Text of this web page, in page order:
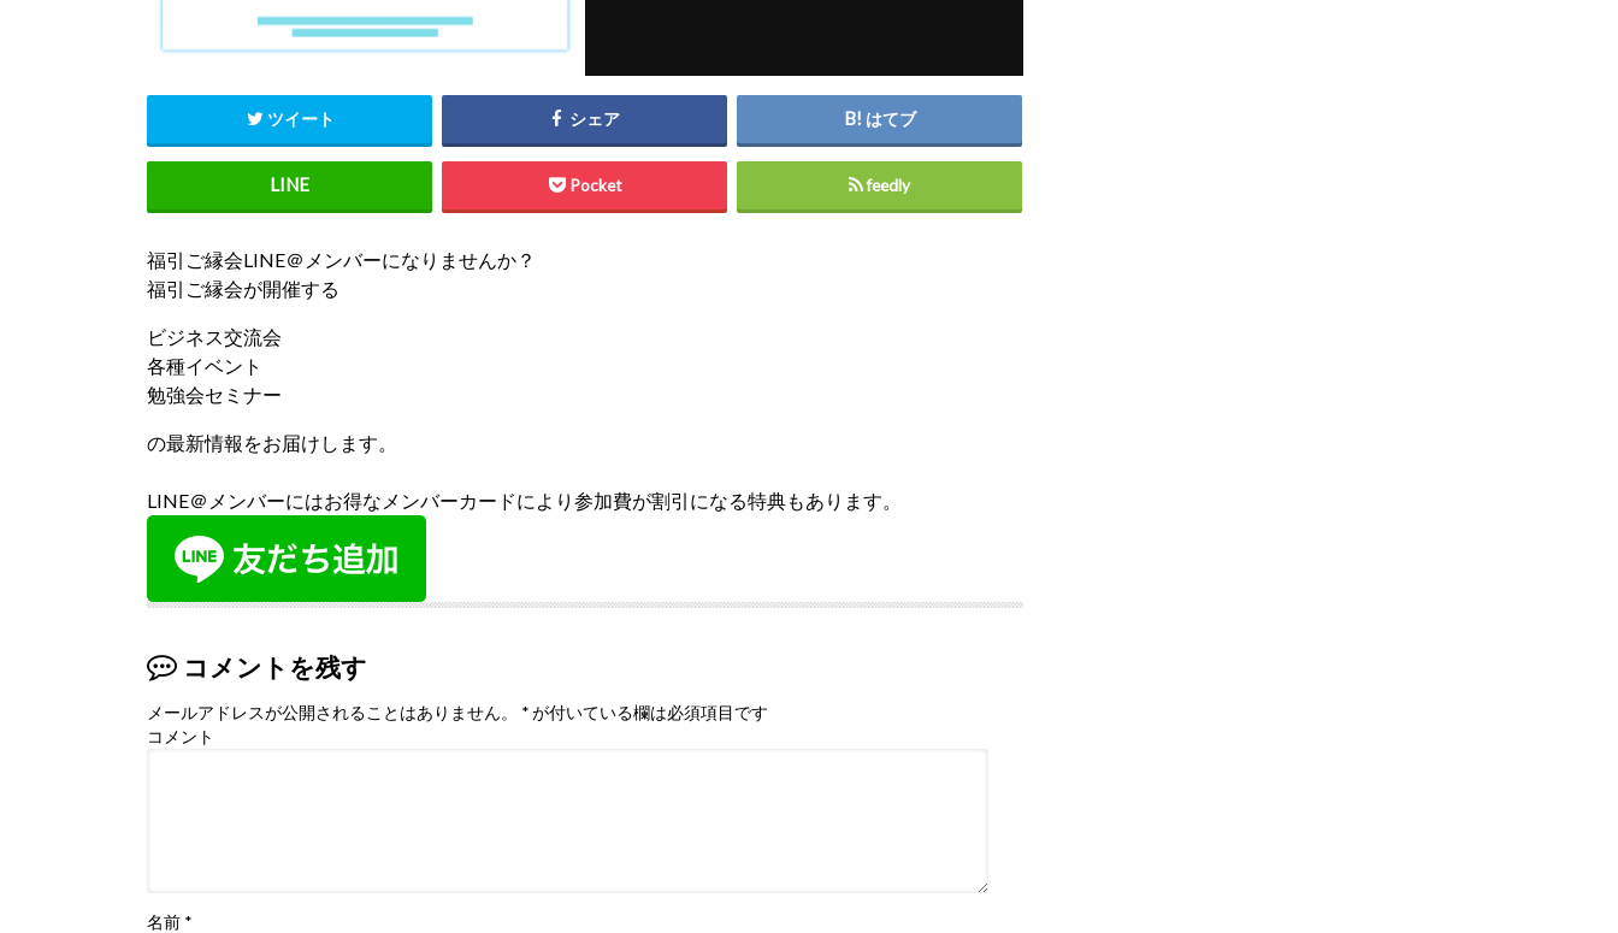
ツイート シェア はてブ
Pocket feedly
福引ご縁会LINE＠メンバーになりませんか？
福引ご縁会が開催する
ビジネス交流会
各種イベント
勉強会セミナー
の最新情報をお届けします。
LINE＠メンバーにはお得なメンバーカードにより参加費が割引になる特典もあります。
コメントを残す
メールアドレスが公開されることはありません。 *が付いている欄は必須項目です
コメント
名前 *